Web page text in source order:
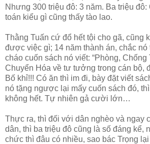
Nhưng 300 triệu đô: 3 năm. Ba triệu
toán kiểu gì cũng thấy tào lao.
Thằng Tuấn cứ đổ hết tội cho gã, cũng
được việc gì; 14 năm thành án, chắc
cháo cuốn sách nó viết: “Phòng,
Chuyển Hóa về tư tưởng trong cán bộ,
Bố khỉ!!! Có ăn thì im đi, bày đặt viết
nó tặng ngược lại mấy cuốn sách đó,
không hết. Tự nhiên gả cười lớn…
Thực ra, thì đối với dân nghèo và ngay
dân, thì ba triệu đô cũng là số đáng kể,
chức thì đâu có nhiều, sao bác Trọng